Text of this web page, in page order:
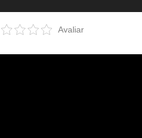
Avaliar